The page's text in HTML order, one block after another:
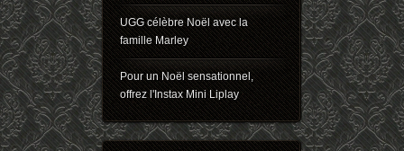
UGG célèbre Noël avec la
famille Marley
Pour un Noël sensationnel,
offrez l'Instax Mini Liplay